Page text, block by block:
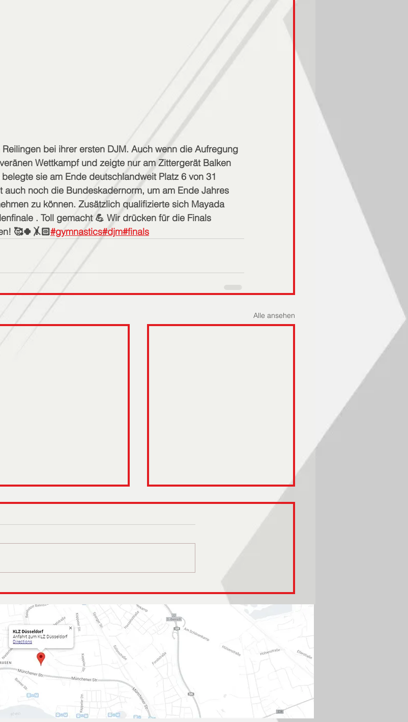
bei ihrer ersten DJM. Auch wenn die Aufregung
Wettkampf und zeigte nur am Zittergerät Balken
sie am Ende deutschlandweit Platz 6 von 31
auch noch die Bundeskadernorm, um am Ende Jahres
zu können. Zusätzlich qualifizierte sich Mayada
. Toll gemacht 💪 Wir drücken für die Finals
🥰🍀🤸🏻#gymnastics#djm#finals
Alle ansehen
Vorbilder Hautnah bei der
Championships Turn EM
2022 in München